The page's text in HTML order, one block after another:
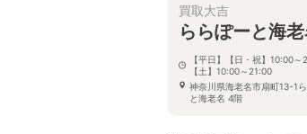
買取大吉
ららぽーと海
【平日】【日・祝】10:00～
【土】10:00～21:00
神奈川県海老名市扇町13-1
と海老名 4階